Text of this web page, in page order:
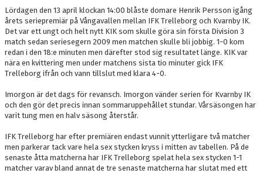
DOKUMENT
KONTAKT
Lördagen den 13 april klockan 14:00 blåste domare Henrik Persson igång
årets seriepremiär på Vångavallen mellan IFK Trelleborg och Kvarnby IK.
Det var ett ungt och helt nytt KIK som skulle göra sin första Division 3
match sedan seriesegern 2009 men matchen skulle bli jobbig. 1-0 kom
redan i den 18:e minuten men därefter stod sig resultatet länge. KIK var
nära en kvittering men under matchens sista tio minuter gick IFK
Trelleborg ifrån och vann tillslut med klara 4-0.
Imorgon är det dags för revansch. Imorgon vänder serien för Kvarnby IK
och den gör det precis innan sommaruppehållet stundar. Vårsäsongen har
varit tung men en halv säsong återstår.
IFK Trelleborg har efter premiären endast vunnit ytterligare två matcher
men parkerar tack vare hela sex stycken kryss i mitten av tabellen. På de
senaste åtta matcherna har IFK Trelleborg spelat hela sex stycken 1-1
matcher varav bland annat de tre senaste matcherna har slutat med ett